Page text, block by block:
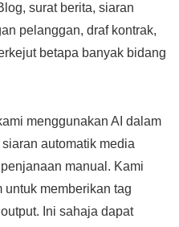
surat berita, siaran
pelanggan, draf kontrak,
betapa banyak bidang
menggunakan AI dalam
automatik media
manual. Kami
memberikan tag
Ini sahaja dapat